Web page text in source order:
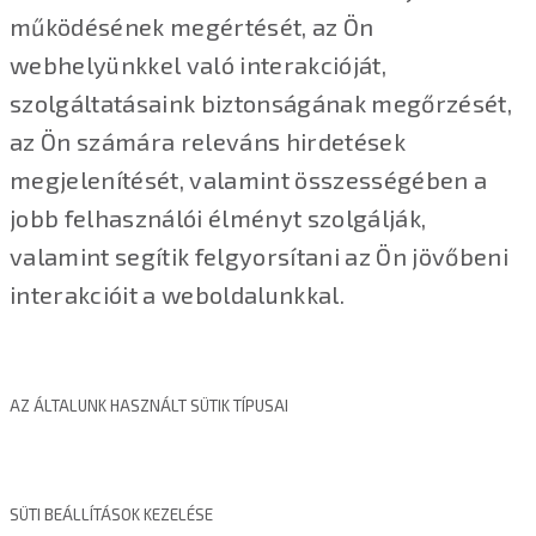
működésének megértését, az Ön
webhelyünkkel való interakcióját,
szolgáltatásaink biztonságának megőrzését,
az Ön számára releváns hirdetések
megjelenítését, valamint összességében a
jobb felhasználói élményt szolgálják,
valamint segítik felgyorsítani az Ön jövőbeni
interakcióit a weboldalunkkal.
AZ ÁLTALUNK HASZNÁLT SÜTIK TÍPUSAI
SÜTI BEÁLLÍTÁSOK KEZELÉSE